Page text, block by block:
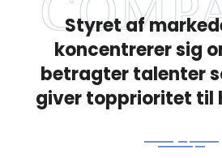
Styret af
koncentrerer sig
betragter talenter
giver topprioritet til